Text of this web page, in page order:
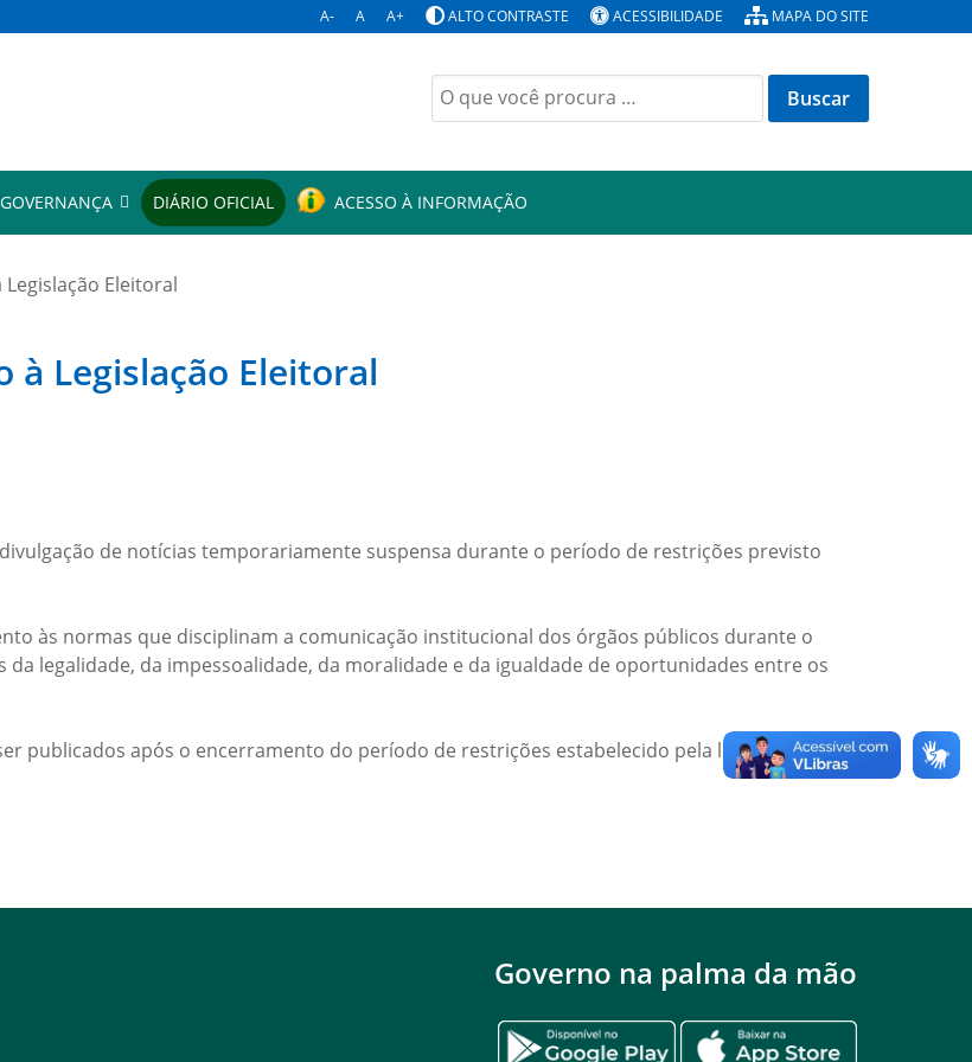
A- A A+ ALTO CONTRASTE ACESSIBILIDADE MAPA DO SITE
Buscar
por:
GOVERNANÇA DIÁRIO OFICIAL ACESSO À INFORMAÇÃO
Legislação Eleitoral
à Legislação Eleitoral
de notícias temporariamente suspensa durante o período de restrições previsto
às normas que disciplinam a comunicação institucional dos órgãos públicos durante o
legalidade, da impessoalidade, da moralidade e da igualdade de oportunidades entre os
publicados após o encerramento do período de restrições estabelecido pela legislação
Governo na palma da mão